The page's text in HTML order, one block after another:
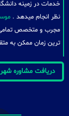
خدمات در زمینه
نظر انجام میدهد .
مجرب و متخصص تمامی
ترین زمان ممکن به
دریافت مشاوره